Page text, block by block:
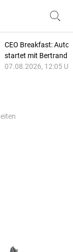
CEO Breakfast:
startet mit Bertrand
07.08.2026, 12:05